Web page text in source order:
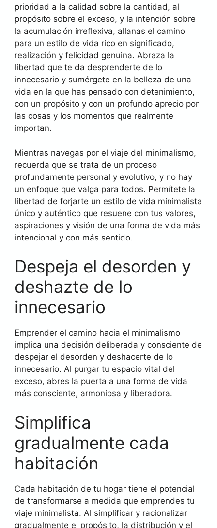
prioridad a la calidad sobre la cantidad, al
propósito sobre el exceso, y la intención sobre
la acumulación irreflexiva, allanas el camino
para un estilo de vida rico en significado,
realización y felicidad genuina. Abraza la
libertad que te da desprenderte de lo
innecesario y sumérgete en la belleza de una
vida en la que has pensado con detenimiento,
con un propósito y con un profundo aprecio por
las cosas y los momentos que realmente
importan.
Mientras navegas por el viaje del minimalismo,
recuerda que se trata de un proceso
profundamente personal y evolutivo, y no hay
un enfoque que valga para todos. Permítete la
libertad de forjarte un estilo de vida minimalista
único y auténtico que resuene con tus valores,
aspiraciones y visión de una forma de vida más
intencional y con más sentido.
Despeja el desorden y
deshazte de lo
innecesario
Emprender el camino hacia el minimalismo
implica una decisión deliberada y consciente de
despejar el desorden y deshacerte de lo
innecesario. Al purgar tu espacio vital del
exceso, abres la puerta a una forma de vida
más consciente, armoniosa y liberadora.
Simplifica
gradualmente cada
habitación
Cada habitación de tu hogar tiene el potencial
de transformarse a medida que emprendes tu
viaje minimalista. Al simplificar y racionalizar
gradualmente el propósito, la distribución y el